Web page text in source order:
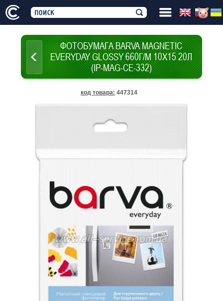
ФОТОБУМАГА BARVA MAGNETIC
EVERYDAY GLOSSY 660Г/М 10X15 20Л
(IP-MAG-CE-332)
код товара: 447314